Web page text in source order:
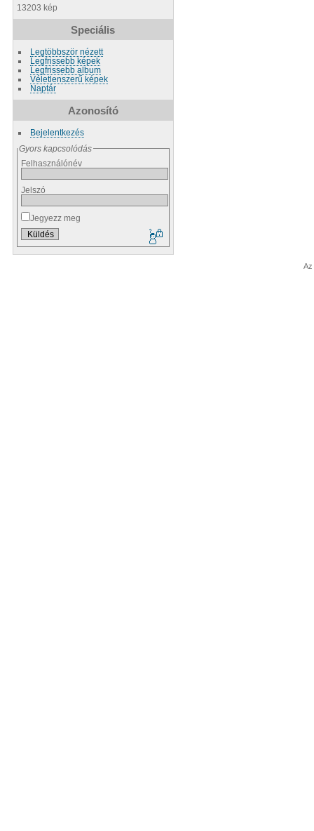
13203 kép
Speciális
Legtöbbször nézett
Legfrissebb képek
Legfrissebb album
Véletlenszerű képek
Naptár
Azonosító
Bejelentkezés
Gyors kapcsolódás
Felhasználónév
Jelszó
Jegyezz meg
Az